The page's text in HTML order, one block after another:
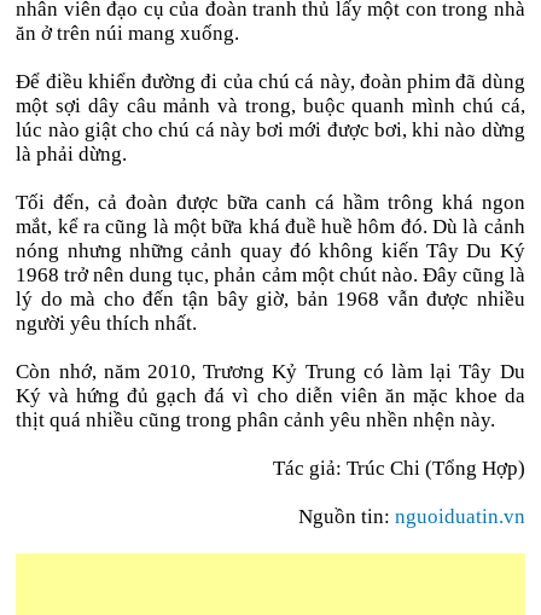
nhân viên đạo cụ của đoàn tranh thủ lấy một con trong nhà
ăn ở trên núi mang xuống.
Để điều khiển đường đi của chú cá này, đoàn phim đã dùng
một sợi dây câu mảnh và trong, buộc quanh mình chú cá,
lúc nào giật cho chú cá này bơi mới được bơi, khi nào dừng
là phải dừng.
Tối đến, cả đoàn được bữa canh cá hầm trông khá ngon
mắt, kể ra cũng là một bữa khá đuề huề hôm đó. Dù là cảnh
nóng nhưng những cảnh quay đó không kiến Tây Du Ký
1968 trở nên dung tục, phản cảm một chút nào. Đây cũng là
lý do mà cho đến tận bây giờ, bản 1968 vẫn được nhiều
người yêu thích nhất.
Còn nhớ, năm 2010, Trương Kỷ Trung có làm lại Tây Du
Ký và hứng đủ gạch đá vì cho diễn viên ăn mặc khoe da
thịt quá nhiều cũng trong phân cảnh yêu nhền nhện này.
Tác giả: Trúc Chi (Tổng Hợp)
Nguồn tin: nguoiduatin.vn